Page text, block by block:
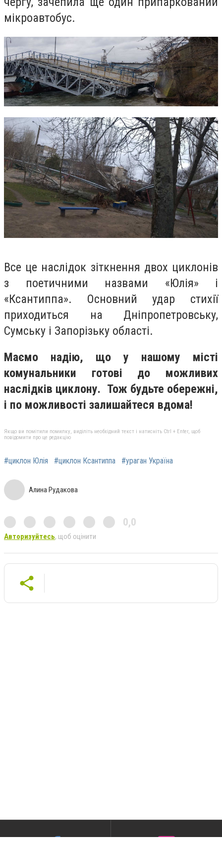
мікроавтобус.
Все це наслідок зіткнення двох циклонів
з поетичними назвами «Юлія» і
«Ксантиппа». Основний удар стихії
приходиться на Дніпропетровську,
Сумську і Запорізьку області.
Маємо надію, що у нашому місті
комунальники готові до можливих
наслідків циклону. Тож будьте обережні,
і по можливості залишайтеся вдома!
Якщо ви помітили помилку, виділіть необхідний текст і натисніть Ctrl + Enter, щоб
повідомити про це редакцію
#циклон Юлія #циклон Ксантиппа #ураган Україна
Алина Рудакова
0,0
Авторизуйтесь, щоб оцінити